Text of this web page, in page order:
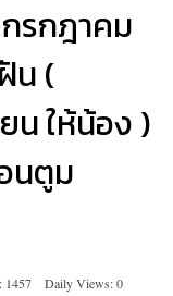
รกฎาคม
น (
น ให้น้อง )
นตูม
1457
Daily Views: 0